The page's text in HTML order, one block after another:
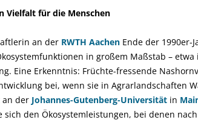
Vielfalt für die Menschen
an der RWTH Aachen Ende der 1990er-
in großem Maßstab –
Eine Erkenntnis: Früchte-fressende
bei, wenn sie in Agrarlandschaften
an der Johannes-Gutenberg-Universität in
sich den Ökosystemleistungen, bei denen